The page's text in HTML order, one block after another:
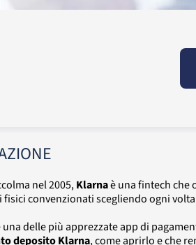
nel 2005,Klarnaè una fintech che
fisici convenzionati scegliendo ogni
delle più apprezzate app di
deposito Klarna, come aprirlo e che